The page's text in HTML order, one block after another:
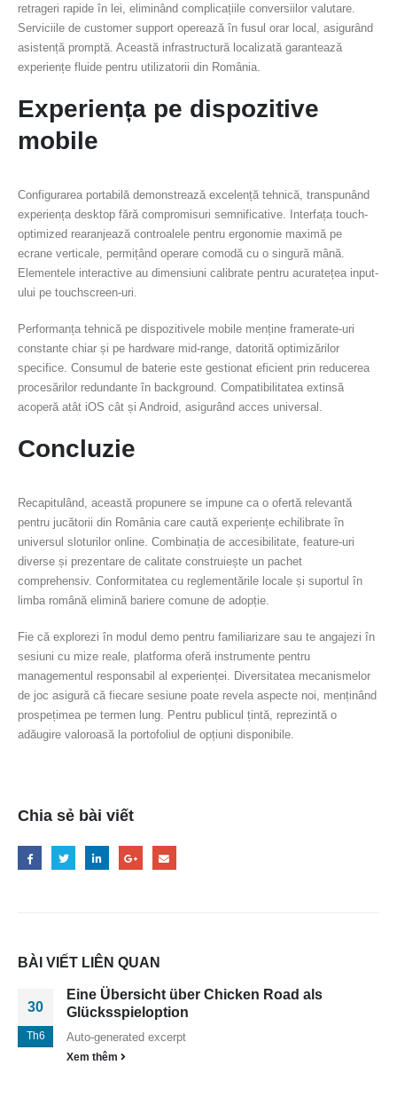
retrageri rapide în lei, eliminând complicațiile conversiilor valutare.
Serviciile de customer support operează în fusul orar local, asigurând
asistență promptă. Această infrastructură localizată garantează
experiențe fluide pentru utilizatorii din România.
Experiența pe dispozitive
mobile
Configurarea portabilă demonstrează excelență tehnică, transpunând
experiența desktop fără compromisuri semnificative. Interfața touch-
optimized rearanjează controalele pentru ergonomie maximă pe
ecrane verticale, permițând operare comodă cu o singură mână.
Elementele interactive au dimensiuni calibrate pentru acuratețea input-
ului pe touchscreen-uri.
Performanța tehnică pe dispozitivele mobile menține framerate-uri
constante chiar și pe hardware mid-range, datorită optimizărilor
specifice. Consumul de baterie este gestionat eficient prin reducerea
procesărilor redundante în background. Compatibilitatea extinsă
acoperă atât iOS cât și Android, asigurând acces universal.
Concluzie
Recapitulând, această propunere se impune ca o ofertă relevantă
pentru jucătorii din România care caută experiențe echilibrate în
universul sloturilor online. Combinația de accesibilitate, feature-uri
diverse și prezentare de calitate construiește un pachet
comprehensiv. Conformitatea cu reglementările locale și suportul în
limba română elimină bariere comune de adopție.
Fie că explorezi în modul demo pentru familiarizare sau te angajezi în
sesiuni cu mize reale, platforma oferă instrumente pentru
managementul responsabil al experienței. Diversitatea mecanismelor
de joc asigură că fiecare sesiune poate revela aspecte noi, menținând
prospețimea pe termen lung. Pentru publicul țintă, reprezintă o
adăugire valoroasă la portofoliul de opțiuni disponibile.
Chia sẻ bài viết
BÀI VIẾT LIÊN QUAN
30
Th6
Eine Übersicht über Chicken Road als
Glücksspieloption
Auto-generated excerpt
Xem thêm